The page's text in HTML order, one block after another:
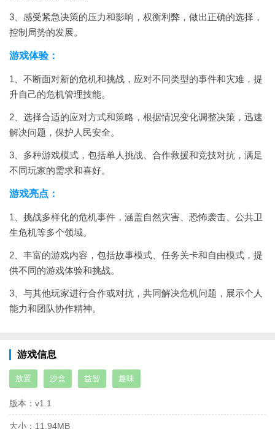
3、感受紧急决策的压力和影响，权衡利弊，做出正确的选择，
控制局势的发展。
游戏体验：
1、不断面对新的危机和挑战，应对不同类型的事件和灾难，提
升自己的危机管理技能。
2、选择合适的应对方式和策略，根据情况变化调整决策，迅速
解决问题，保护人民安全。
3、多种游戏模式，包括单人挑战、合作救援和竞技对抗，满足
不同玩家的需求和喜好。
游戏亮点：
1、挑战多样化的危机事件，涵盖自然灾害、恐怖袭击、公共卫
生危机等多个领域。
2、丰富的游戏内容，包括故事模式、任务关卡和自由模式，提
供不同的游戏体验和挑战。
3、与其他玩家进行合作或对抗，共同解决危机问题，展示个人
能力和团队协作精神。
游戏信息
放置 沙盒 益智 趣味
版本： v1.1
大小： 11.94MB